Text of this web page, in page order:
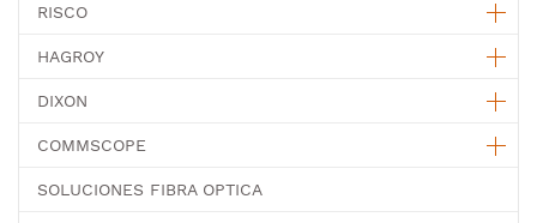
RISCO
HAGROY
DIXON
COMMSCOPE
SOLUCIONES FIBRA OPTICA